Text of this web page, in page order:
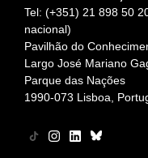
Tel: (+351) 21 898 50
nacional)
Pavilhão do
Largo José Mariano
Parque das Nações
1990-073 Lisboa,